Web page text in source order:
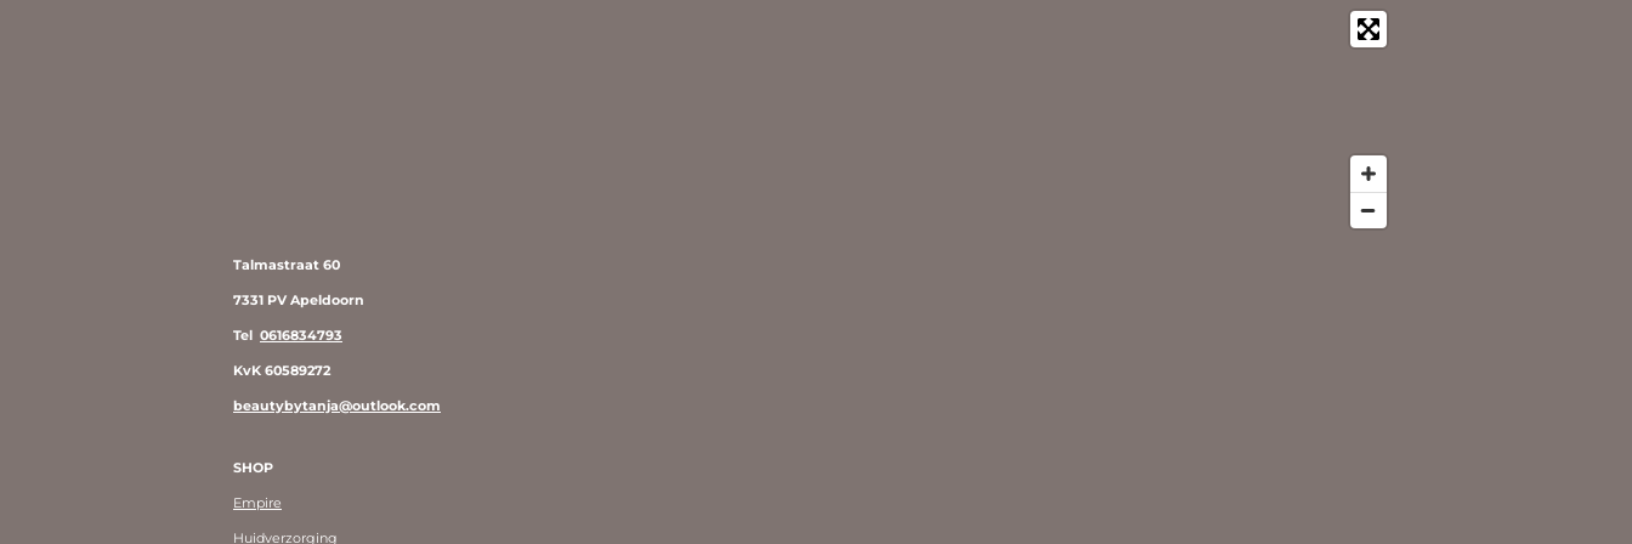
Talmastraat 60
7331 PV Apeldoorn
Tel 0616834793
KvK 60589272
beautybytanja@outlook.com
SHOP
Empire
Huidverzorging